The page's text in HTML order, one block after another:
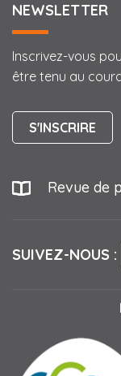
NEWSLETTER
Inscrivez-vous
être tenu au
S'INSCRIRE
Revue de
SUIVEZ-NOUS :